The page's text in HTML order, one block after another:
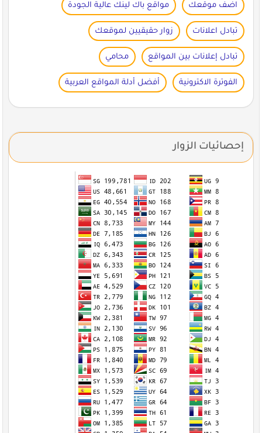
اضف موقعك مواقع باك لينك عالية الجودة
تبادل اعلانات زوار حقيقيين لموقعك
تبادل إعلانات بين المواقع محامي
الفوترة الاكترونية أفضل أدلة المواقع العربية
إحصائيات الزوار